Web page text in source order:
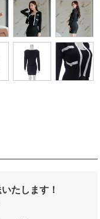
たします！